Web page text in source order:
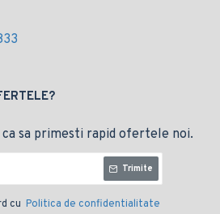
ca sa primesti rapid ofertele noi.
Trimite
cu Politica de confidentialitate